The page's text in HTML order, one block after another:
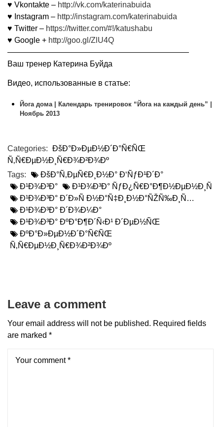
♥ Vkontakte – http://vk.com/katerinabuida
♥ Instagram – http://instagram.com/katerinabuida
♥ Twitter – https://twitter.com/#!/katushabu
♥ Google + http://goo.gl/ZlU4Q
———————————————————————
Ваш тренер Катерина Буйда
Видео, использованные в статье:
Йога дома | Календарь тренировок “Йога на каждый день” |
Ноябрь 2013
Categories: ÐšÐ°Ð»ÐµÐ½Ð´Ð°Ñ€ÑŒ
Ñ‚Ñ€ÐµÐ½Ð¸Ñ€Ð¾Ð²Ð¾Ðº
Tags:
ÐšÐ°Ñ‚ÐµÑ€Ð¸Ð½Ð° Ð‘ÑƒÐ¹Ð´Ð°
Ð¹Ð¾Ð³Ð°
Ð¹Ð¾Ð³Ð° ÑƒÐ¿Ñ€Ð°Ð¶Ð½ÐµÐ½Ð¸Ñ
Ð¹Ð¾Ð³Ð° Ð´Ð»Ñ Ð½Ð°Ñ‡Ð¸Ð½Ð°ÑŽÑ‰Ð¸Ñ…
Ð¹Ð¾Ð³Ð° Ð´Ð¾Ð¼Ð°
Ð¹Ð¾Ð³Ð° ÐºÐ°Ð¶Ð´Ñ‹Ð¹ Ð´ÐµÐ½ÑŒ
ÐºÐ°Ð»ÐµÐ½Ð´Ð°Ñ€ÑŒ
Ñ‚Ñ€ÐµÐ½Ð¸Ñ€Ð¾Ð²Ð¾Ðº
Leave a comment
Your email address will not be published. Required fields
are marked *